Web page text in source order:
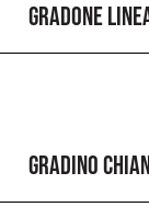
GRADONE
GRADINO